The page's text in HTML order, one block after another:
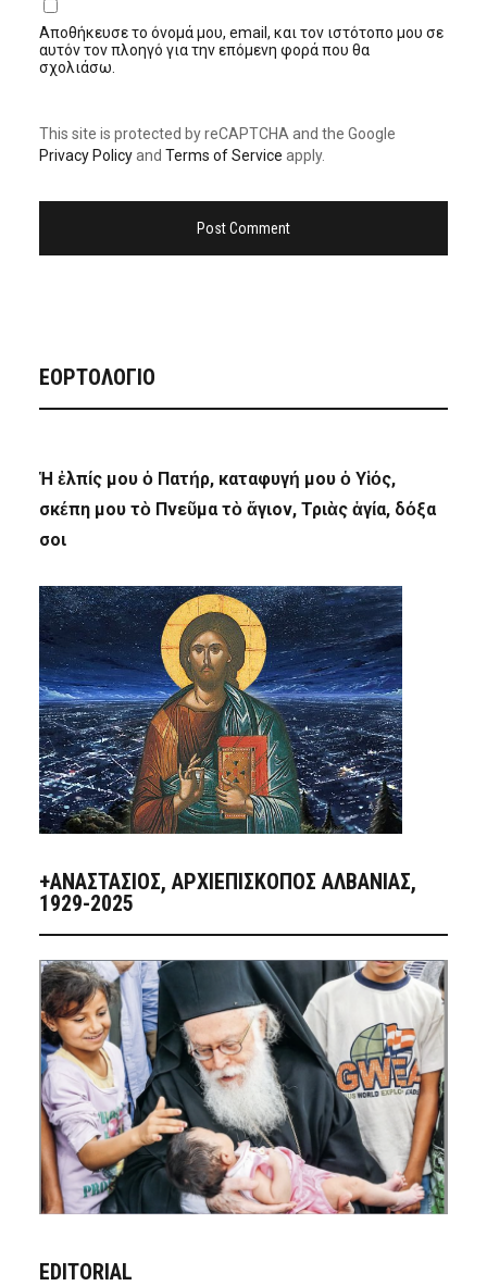
Αποθήκευσε το όνομά μου, email, και τον ιστότοπο μου σε
αυτόν τον πλοηγό για την επόμενη φορά που θα
σχολιάσω.
This site is protected by reCAPTCHA and the Google
Privacy Policyand Terms of Service apply.
ΕΟΡΤΟΛΟΓΙΟ
Ἡ ἐλπίς μου ὁ Πατήρ, καταφυγή μου ὁ Υἱός,
σκέπη μου τὸ Πνεῦμα τὸ ἅγιον, Τριὰς ἁγία, δόξα
σοι
+ΑΝΑΣΤΆΣΙΟΣ, ΑΡΧΙΕΠΊΣΚΟΠΟΣ ΑΛΒΑΝΊΑΣ,
1929-2025
EDITORIAL